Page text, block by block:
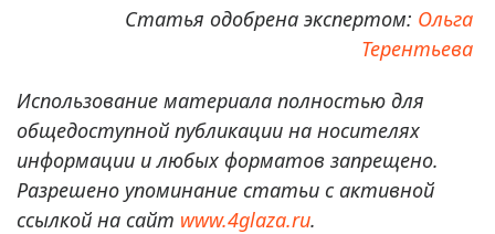
Статья одобрена экспертом: Ольга
Терентьева
Использование материала полностью для
общедоступной публикации на носителях
информации и любых форматов запрещено.
Разрешено упоминание статьи с активной
ссылкой на сайт www.4glaza.ru.